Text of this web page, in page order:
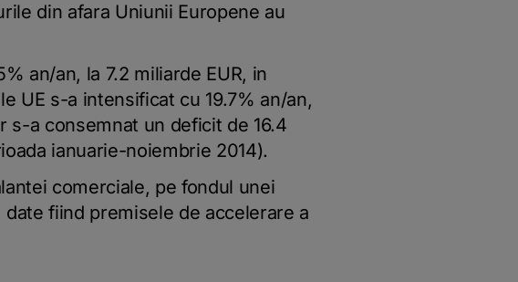
din afara Uniunii Europene au
an/an, la 7.2 miliarde EUR, in
UE s-a intensificat cu 19.7% an/an,
s-a consemnat un deficit de 16.4
ianuarie-noiembrie 2014).
comerciale, pe fondul unei
fiind premisele de accelerare a